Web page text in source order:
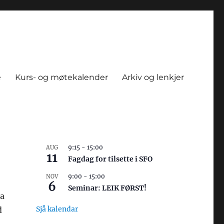
Kurs- og møtekalender Arkiv og lenkjer
AUG
11
9:15- 15:00
Fagdag for tilsette i SFO
NOV
6
9:00 - 15:00
Seminar: LEIK FØRST!
Sjå kalendar